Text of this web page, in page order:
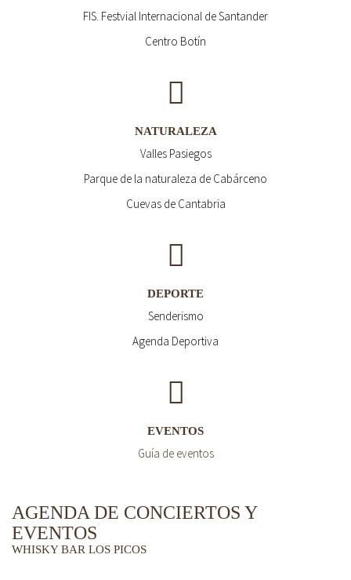
FIS. Festvial Internacional de Santander
Centro Botín
NATURALEZA
Valles Pasiegos
Parque de la naturaleza de Cabárceno
Cuevas de Cantabria
DEPORTE
Senderismo
Agenda Deportiva
EVENTOS
Guía de eventos
AGENDA DE CONCIERTOS Y
EVENTOS
WHISKY BAR LOS PICOS